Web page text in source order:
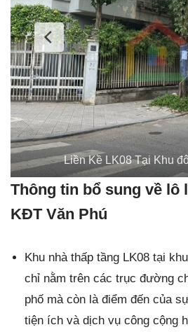
Liền Kề LK08 Tại Khu
Thông tin bổ sung về lô
KĐT Văn Phú
Khu nhà thấp tầng LK08 tại
chỉ nằm trên các trục đường
phố mà còn là điểm đến của
tiện ích và dịch vụ công cộng